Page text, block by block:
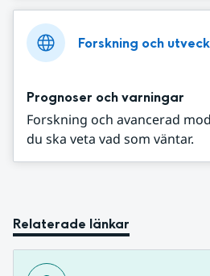
Forskning och
Prognoser och varningar
Forskning och avancerad
du ska veta vad som väntar.
Relaterade länkar